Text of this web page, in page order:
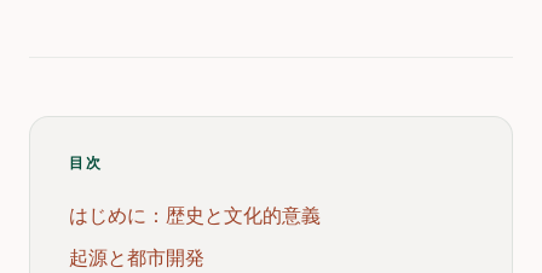
目次
はじめに：歴史と文化的意義
起源と都市開発